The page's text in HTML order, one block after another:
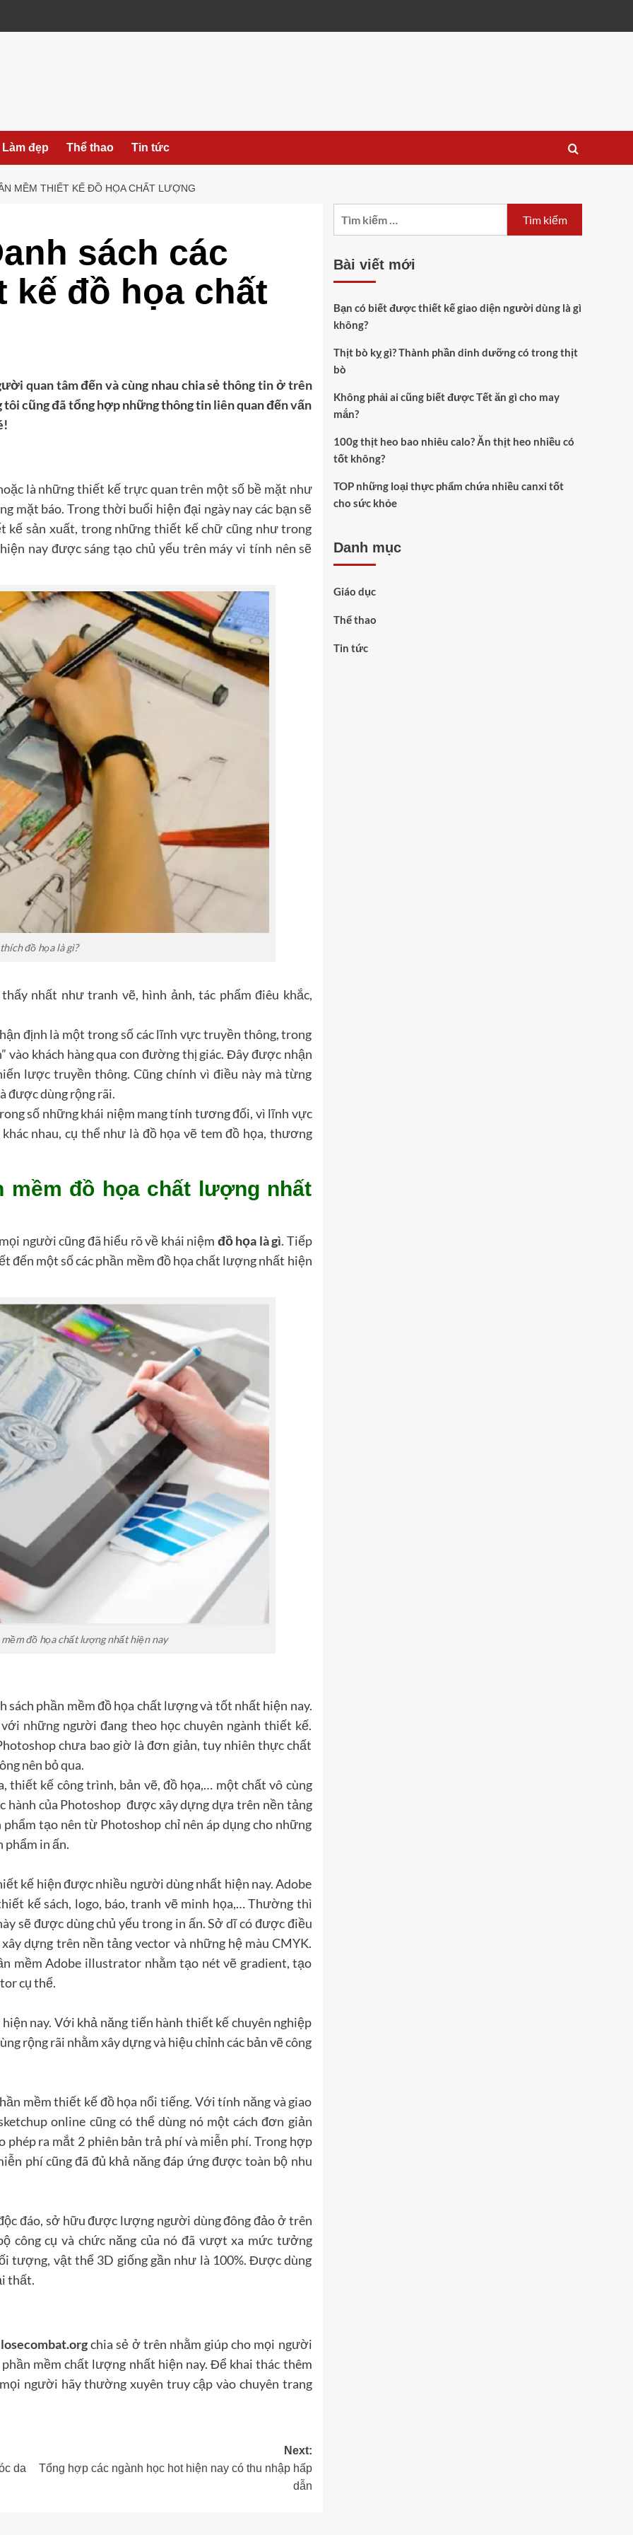
đẹp Thể thao Tin tức
MỀM THIẾT KẾ ĐỒ HỌA CHẤT LƯỢNG
sách các
kế đồ họa chất
quan tâm đến và cùng nhau chia sẻ thông tin ở trên
cũng đã tổng hợp những thông tin liên quan đến vấn
là những thiết kế trực quan trên một số bề mặt như
mặt báo. Trong thời buổi hiện đại ngày nay các bạn sẽ
kế sản xuất, trong những thiết kế chữ cũng như trong
nay được sáng tạo chủ yếu trên máy vi tính nên sẽ
đồ họa là gì?
nhất như tranh vẽ, hình ảnh, tác phẩm điêu khắc,
định là một trong số các lĩnh vực truyền thông, trong
vào khách hàng qua con đường thị giác. Đây được nhận
lược truyền thông. Cũng chính vì điều này mà từng
được dùng rộng rãi.
số những khái niệm mang tính tương đối, vì lĩnh vực
nhau, cụ thể như là đồ họa vẽ tem đồ họa, thương
mềm đồ họa chất lượng nhất
người cũng đã hiểu rõ về khái niệm đồ họa là gì. Tiếp
đến một số các phần mềm đồ họa chất lượng nhất hiện
đồ họa chất lượng nhất hiện nay
sách phần mềm đồ họa chất lượng và tốt nhất hiện nay.
những người đang theo học chuyên ngành thiết kế.
chưa bao giờ là đơn giản, tuy nhiên thực chất
nên bỏ qua.
thiết kế công trình, bản vẽ, đồ họa,… một chất vô cùng
hành của Photoshop được xây dựng dựa trên nền tảng
tạo nên từ Photoshop chỉ nên áp dụng cho những
phẩm in ấn.
kế hiện được nhiều người dùng nhất hiện nay. Adobe
kế sách, logo, báo, tranh vẽ minh họa,… Thường thì
sẽ được dùng chủ yếu trong in ấn. Sở dĩ có được điều
dựng trên nền tảng vector và những hệ màu CMYK.
mềm Adobe illustrator nhằm tạo nét vẽ gradient, tạo
cụ thể.
nay. Với khả năng tiến hành thiết kế chuyên nghiệp
rộng rãi nhằm xây dựng và hiệu chỉnh các bản vẽ công
mềm thiết kế đồ họa nổi tiếng. Với tính năng và giao
online cũng có thể dùng nó một cách đơn giản
phép ra mắt 2 phiên bản trả phí và miễn phí. Trong hợp
phí cũng đã đủ khả năng đáp ứng được toàn bộ nhu
đáo, sở hữu được lượng người dùng đông đảo ở trên
công cụ và chức năng của nó đã vượt xa mức tưởng
tượng, vật thể 3D giống gần như là 100%. Được dùng
thất.
chia sẻ ở trên nhằm giúp cho mọi người
mềm chất lượng nhất hiện nay. Để khai thác thêm
người hãy thường xuyên truy cập vào chuyên trang
da
Next:
Tổng hợp các ngành học hot hiện nay có thu nhập hấp
dẫn
Bài viết mới
Bạn có biết được thiết kế giao diện người dùng là gì
không?
Thịt bò kỵ gì? Thành phần dinh dưỡng có trong thịt
bò
Không phải ai cũng biết được Tết ăn gì cho may
mắn?
100g thịt heo bao nhiêu calo? Ăn thịt heo nhiều có
tốt không?
TOP những loại thực phẩm chứa nhiều canxi tốt
cho sức khỏe
Danh mục
Giáo dục
Thể thao
Tin tức